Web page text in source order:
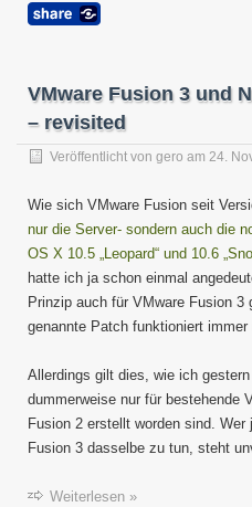
VMware Fusion 3 und
– revisited
Veröffentlicht von gero am 24.
Wie sich VMware Fusion seit
nur die Server- sondern auch die
OS X 10.5 „Leopard“ und 10.6
hatte ich ja schon einmal
Prinzip auch für VMware Fusion 3
genannte Patch funktioniert immer
Allerdings gilt dies, wie ich
dummerweise nur für bestehende
Fusion 2 erstellt worden sind.
Fusion 3 dasselbe zu tun, steht
Weiterlesen »